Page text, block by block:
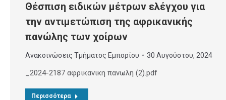
Θέσπιση ειδικών μέτρων ελέγχου για
την αντιμετώπιση της αφρικανικής
πανώλης των χοίρων
Ανακοινώσεις Τμήματος Εμπορίου 30 Αυγούστου, 2024
_2024-2187 αφρικανικη πανωλη (2).pdf
Περισσότερα